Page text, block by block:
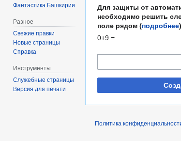
Для защиты от
необходимо решить
поле рядом (подробнее
0+9 =
Фантастика Башкирии
Разное
Свежие правки
Новые страницы
Справка
Инструменты
Служебные страницы
Версия для печати
Политика